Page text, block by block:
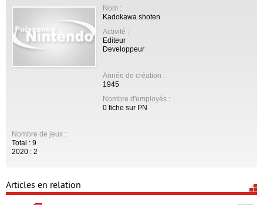
Nom :
Kadokawa shoten
Activité :
Editeur
Developpeur
Année de création :
1945
Nombre d'employés :
0 fiche sur PN
Nombre de jeux :
Total : 9
2020 : 2
Articles en relation